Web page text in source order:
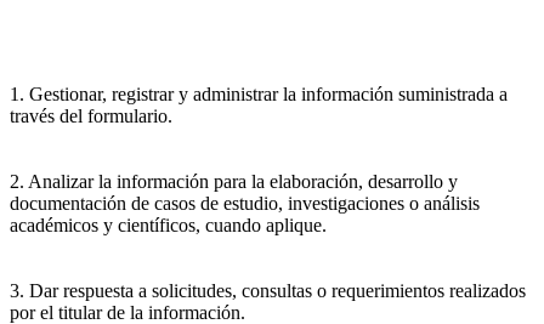
1. Gestionar, registrar y administrar la información suministrada a
través del formulario.
2. Analizar la información para la elaboración, desarrollo y
documentación de casos de estudio, investigaciones o análisis
académicos y científicos, cuando aplique.
3. Dar respuesta a solicitudes, consultas o requerimientos realizados
por el titular de la información.